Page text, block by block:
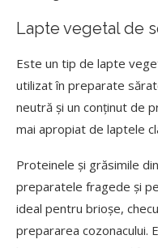
Lapte vegetal de
Este un tip de lapte
utilizat în preparate
neutră și un conținut de
mai apropiat de laptele
Proteinele și grăsimile
preparatele fragede și
ideal pentru brioșe,
prepararea cozonacului.